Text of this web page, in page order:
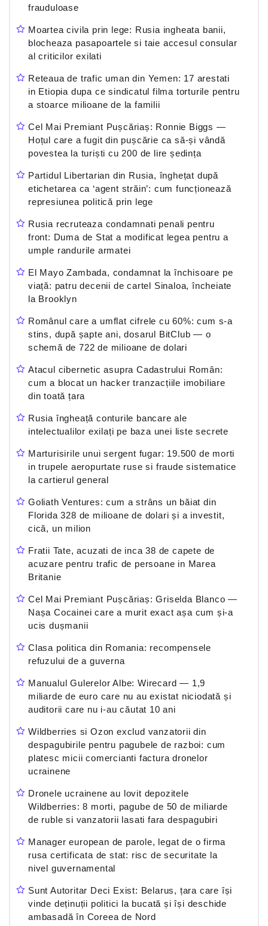
frauduloase
Moartea civila prin lege: Rusia ingheata banii,
blocheaza pasapoartele si taie accesul consular
al criticilor exilati
Reteaua de trafic uman din Yemen: 17 arestati
in Etiopia dupa ce sindicatul filma torturile pentru
a stoarce milioane de la familii
Cel Mai Premiant Pușcăriaș: Ronnie Biggs —
Hoțul care a fugit din pușcărie ca să-și vândă
povestea la turiști cu 200 de lire ședința
Partidul Libertarian din Rusia, înghețat după
etichetarea ca ‘agent străin’: cum funcționează
represiunea politică prin lege
Rusia recruteaza condamnati penali pentru
front: Duma de Stat a modificat legea pentru a
umple randurile armatei
El Mayo Zambada, condamnat la închisoare pe
viață: patru decenii de cartel Sinaloa, încheiate
la Brooklyn
Românul care a umflat cifrele cu 60%: cum s-a
stins, după șapte ani, dosarul BitClub — o
schemă de 722 de milioane de dolari
Atacul cibernetic asupra Cadastrului Român:
cum a blocat un hacker tranzacțiile imobiliare
din toată țara
Rusia îngheață conturile bancare ale
intelectualilor exilați pe baza unei liste secrete
Marturisirile unui sergent fugar: 19.500 de morti
in trupele aeropurtate ruse si fraude sistematice
la cartierul general
Goliath Ventures: cum a strâns un băiat din
Florida 328 de milioane de dolari și a investit,
cică, un milion
Fratii Tate, acuzati de inca 38 de capete de
acuzare pentru trafic de persoane in Marea
Britanie
Cel Mai Premiant Pușcăriaș: Griselda Blanco —
Nașa Cocainei care a murit exact așa cum și-a
ucis dușmanii
Clasa politica din Romania: recompensele
refuzului de a guverna
Manualul Gulerelor Albe: Wirecard — 1,9
miliarde de euro care nu au existat niciodată și
auditorii care nu i-au căutat 10 ani
Wildberries si Ozon exclud vanzatorii din
despagubirile pentru pagubele de razboi: cum
platesc micii comercianti factura dronelor
ucrainene
Dronele ucrainene au lovit depozitele
Wildberries: 8 morti, pagube de 50 de miliarde
de ruble si vanzatorii lasati fara despagubiri
Manager european de parole, legat de o firma
rusa certificata de stat: risc de securitate la
nivel guvernamental
Sunt Autoritar Deci Exist: Belarus, țara care își
vinde deținuții politici la bucată și își deschide
ambasadă în Coreea de Nord